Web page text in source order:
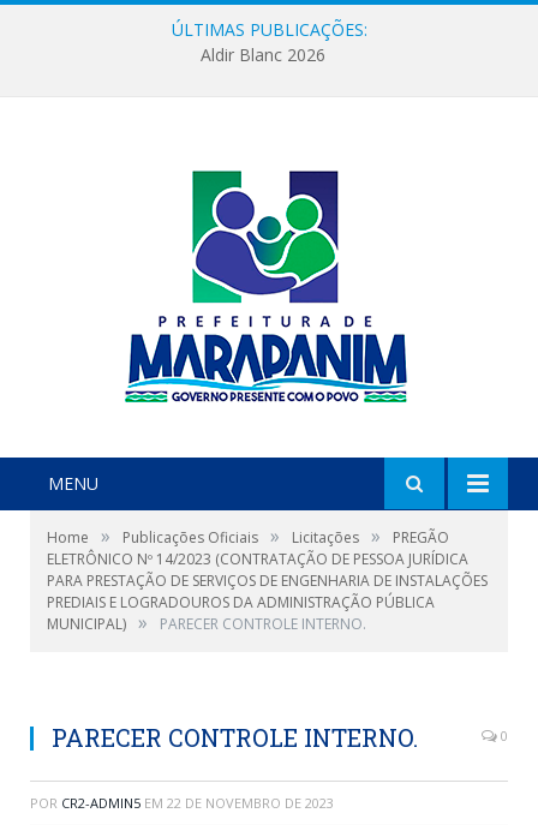
ÚLTIMAS PUBLICAÇÕES:
Aldir Blanc 2026
MENU
Home » Publicações Oficiais » Licitações »
PREGÃO
ELETRÔNICO Nº 14/2023 (CONTRATAÇÃO DE PESSOA JURÍDICA
PARA PRESTAÇÃO DE SERVIÇOS DE ENGENHARIA DE INSTALAÇÕES
PREDIAIS E LOGRADOUROS DA ADMINISTRAÇÃO PÚBLICA
MUNICIPAL) » PARECER CONTROLE INTERNO.
PARECER CONTROLE INTERNO. 0
POR CR2-ADMIN5 EM 22 DE NOVEMBRO DE 2023